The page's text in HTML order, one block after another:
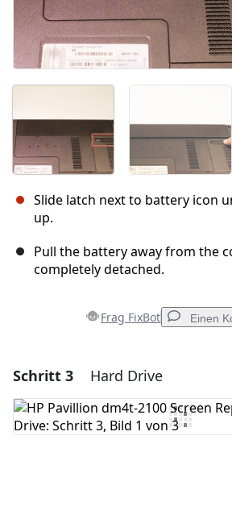
Slide latch next to battery icon
up.
Pull the battery away from the
completely detached.
Frag FixBot Einen
Einen Kommentar
Kommentar hinzufügen
Schritt 3 Hard Drive